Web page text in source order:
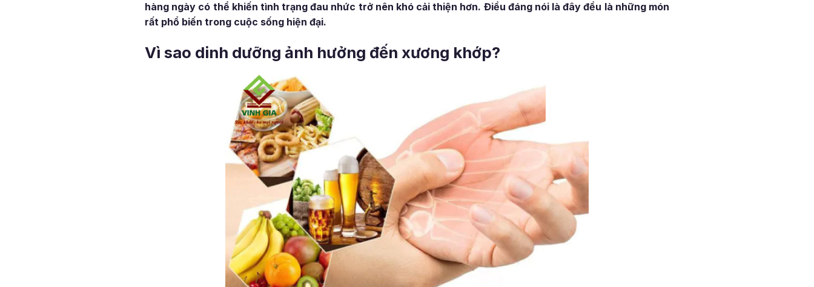
hàng ngày có thể khiến tình trạng đau nhức trở nên khó cải thiện hơn. Điều đáng nói là đây đều là những món
rất phổ biến trong cuộc sống hiện đại.
Vì sao dinh dưỡng ảnh hưởng đến xương khớp?